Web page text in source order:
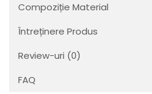
Compoziție Material
Întreținere Produs
Review-uri (0)
FAQ